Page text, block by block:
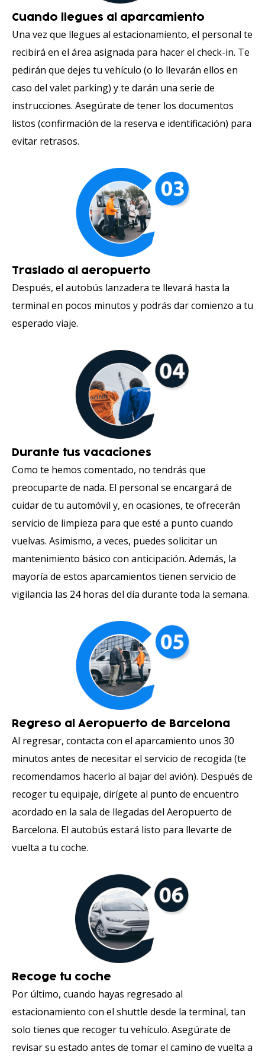
Cuando llegues al aparcamiento
Una vez que llegues al estacionamiento, el personal te
recibirá en el área asignada para hacer el check-in. Te
pedirán que dejes tu vehículo (o lo llevarán ellos en
caso del valet parking) y te darán una serie de
instrucciones. Asegúrate de tener los documentos
listos (confirmación de la reserva e identificación) para
evitar retrasos.
Traslado al aeropuerto
Después, el autobús lanzadera te llevará hasta la
terminal en pocos minutos y podrás dar comienzo a tu
esperado viaje.
Durante tus vacaciones
Como te hemos comentado, no tendrás que
preocuparte de nada. El personal se encargará de
cuidar de tu automóvil y, en ocasiones, te ofrecerán
servicio de limpieza para que esté a punto cuando
vuelvas. Asimismo, a veces, puedes solicitar un
mantenimiento básico con anticipación. Además, la
mayoría de estos aparcamientos tienen servicio de
vigilancia las 24 horas del día durante toda la semana.
Regreso al Aeropuerto de Barcelona
Al regresar, contacta con el aparcamiento unos 30
minutos antes de necesitar el servicio de recogida (te
recomendamos hacerlo al bajar del avión). Después de
recoger tu equipaje, dirígete al punto de encuentro
acordado en la sala de llegadas del Aeropuerto de
Barcelona. El autobús estará listo para llevarte de
vuelta a tu coche.
Recoge tu coche
Por último, cuando hayas regresado al
estacionamiento con el shuttle desde la terminal, tan
solo tienes que recoger tu vehículo. Asegúrate de
revisar su estado antes de tomar el camino de vuelta a